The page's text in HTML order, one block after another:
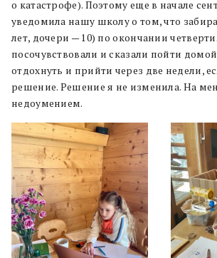
о катастрофе). Поэтому еще в начале
уведомила нашу школу о том, что
лет, дочери — 10) по окончании
посочувствовали и сказали пойти
отдохнуть и прийти через две недели,
решение. Решение я не изменила. На
недоумением.